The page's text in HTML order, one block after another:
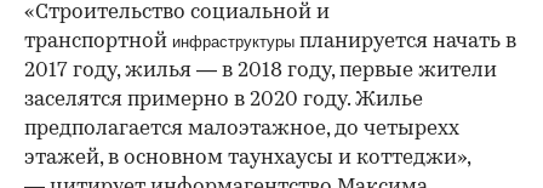
«Строительство социальной и
транспортной инфраструктуры планируется начать в
2017 году, жилья — в 2018 году, первые жители
заселятся примерно в 2020 году. Жилье
предполагается малоэтажное, до четырехх
этажей, в основном таунхаусы и коттеджи»,